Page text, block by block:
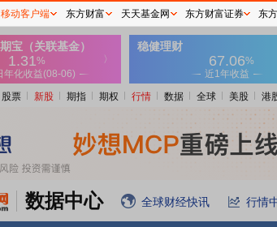
股票 新股 期指 期权 行情 数据 全球 美股 港
数据中心 全球财经快讯 行情
移动客户端 东方财富 天天基金网 东方财富证券 东